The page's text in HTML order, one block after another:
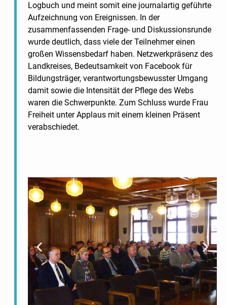
Logbuch und meint somit eine journalartig geführte
Aufzeichnung von Ereignissen. In der
zusammenfassenden Frage- und Diskussionsrunde
wurde deutlich, dass viele der Teilnehmer einen
großen Wissensbedarf haben. Netzwerkpräsenz des
Landkreises, Bedeutsamkeit von Facebook für
Bildungsträger, verantwortungsbewusster Umgang
damit sowie die Intensität der Pflege des Webs
waren die Schwerpunkte. Zum Schluss wurde Frau
Freiheit unter Applaus mit einem kleinen Präsent
verabschiedet.